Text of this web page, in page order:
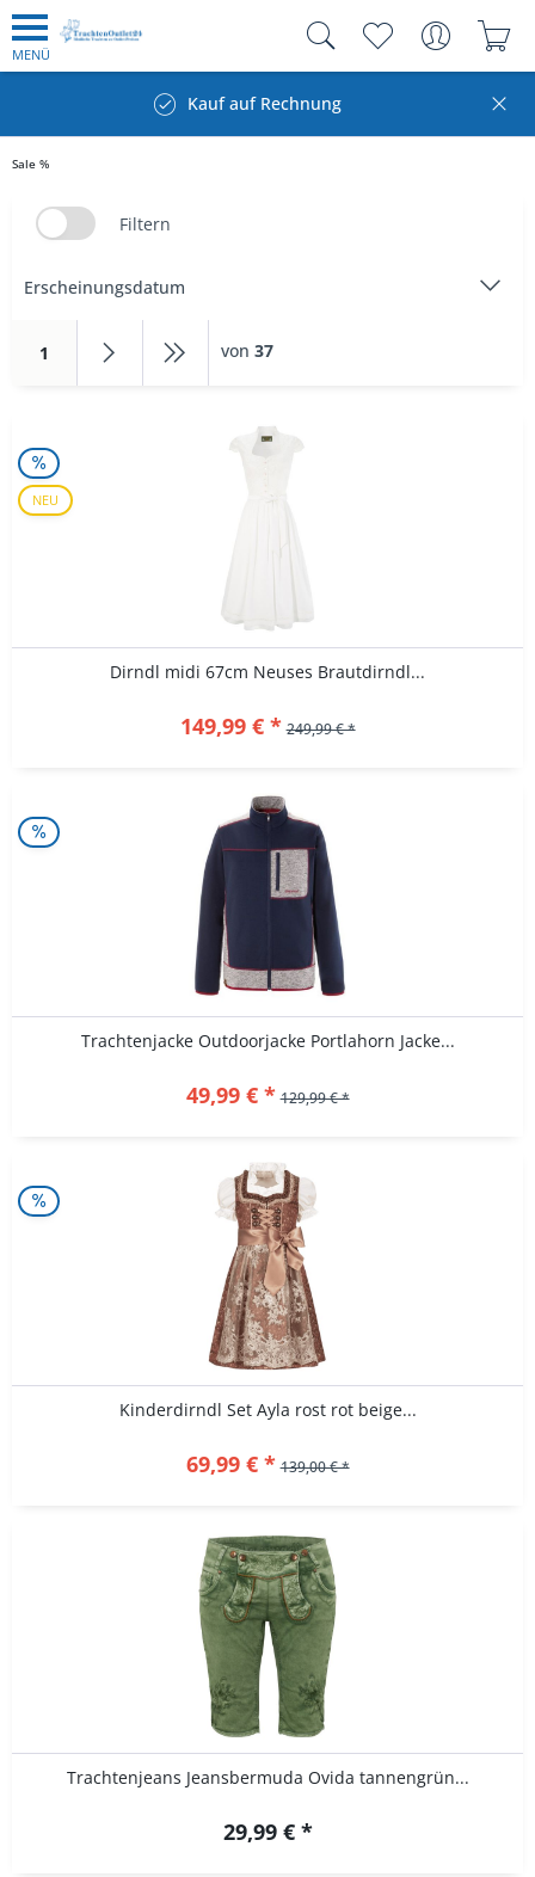
MENÜ
Kauf auf Rechnung
Sale %
Filtern
1 von 37
NEU
Dirndl midi 67cm Neuses Brautdirndl...
149,99 € * 249,99 € *
Trachtenjacke Outdoorjacke Portlahorn Jacke...
49,99 € * 129,99 € *
Kinderdirndl Set Ayla rost rot beige...
69,99 € * 139,00 € *
Trachtenjeans Jeansbermuda Ovida tannengrün...
29,99 € *